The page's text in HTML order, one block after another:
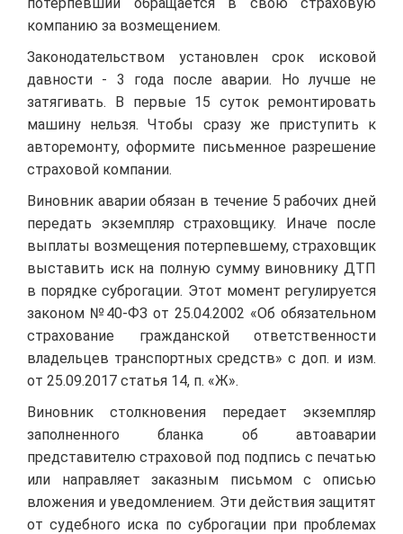
компанию за возмещением.
Законодательством установлен срок исковой
давности - 3 года после аварии. Но лучше не
затягивать. В первые 15 суток ремонтировать
машину нельзя. Чтобы сразу же приступить к
авторемонту, оформите письменное разрешение
страховой компании.
Виновник аварии обязан в течение 5 рабочих дней
передать экземпляр страховщику. Иначе после
выплаты возмещения потерпевшему, страховщик
выставить иск на полную сумму виновнику ДТП
в порядке суброгации. Этот момент регулируется
законом №40-ФЗ от 25.04.2002 «Об обязательном
страхование гражданской ответственности
владельцев транспортных средств» с доп. и изм.
от 25.09.2017 статья 14, п. «Ж».
Виновник столкновения передает экземпляр
заполненного бланка об автоаварии
представителю страховой под подпись с печатью
или направляет заказным письмом с описью
вложения и уведомлением. Эти действия защитят
от судебного иска по суброгации при проблемах